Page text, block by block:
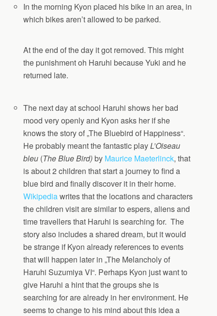
In the morning Kyon placed his bike in an area, in
which bikes aren’t allowed to be parked.
At the end of the day it got removed. This might
the punishment oh Haruhi because Yuki and he
returned late.
The next day at school Haruhi shows her bad
mood very openly and Kyon asks her if she
knows the story of „The Bluebird of Happiness“.
He probably meant the fantastic playL’Oiseau
bleu (The Blue Bird)by Maurice Maeterlinck, that
is about 2 children that start a journey to find a
blue bird and finally discover it in their home.
Wikipediawrites that the locations and characters
the children visit are similar to espers, aliens and
time travellers that Haruhi is searching for. The
story also includes a shared dream, but it would
be strange if Kyon already references to events
that will happen later in „The Melancholy of
Haruhi Suzumiya VI“. Perhaps Kyon just want to
give Haruhi a hint that the groups she is
searching for are already in her environment. He
seems to change to his mind about this idea a